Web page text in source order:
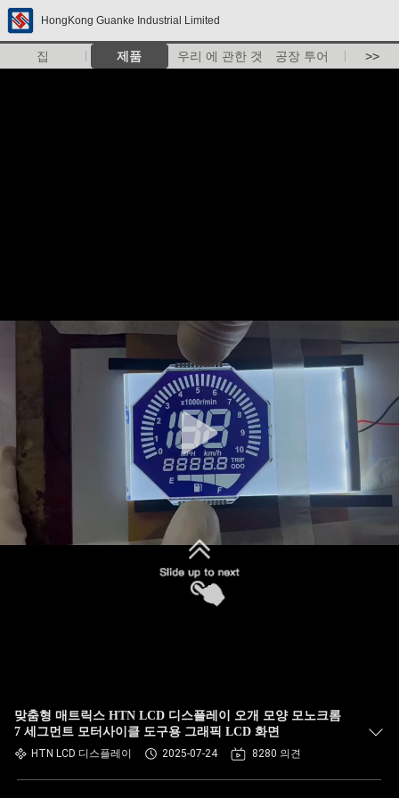
HongKong Guanke Industrial Limited
집 제품 우리 에 관한 것 공장 투어 >>
맞춤형 매트릭스 HTN LCD 디스플레이 오개 모양 모노크롬
7 세그먼트 모터사이클 도구용 그래픽 LCD 화면
HTN LCD 디스플레이 2025-07-24 8280 의견